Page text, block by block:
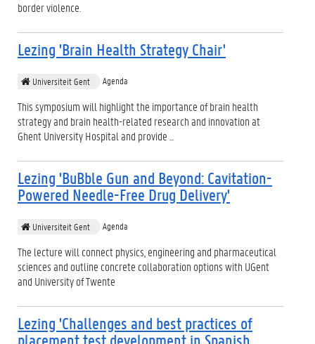
border violence.
Lezing 'Brain Health Strategy Chair'
Universiteit Gent Agenda
This symposium will highlight the importance of brain health
strategy and brain health-related research and innovation at
Ghent University Hospital and provide ...
Lezing 'BuBble Gun and Beyond: Cavitation-
Powered Needle-Free Drug Delivery'
Universiteit Gent Agenda
The lecture will connect physics, engineering and pharmaceutical
sciences and outline concrete collaboration options with UGent
and University of Twente
Lezing 'Challenges and best practices of